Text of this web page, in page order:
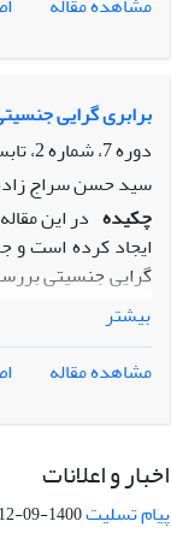
چمیزان استفاده
معنى‌دارى
برابری گرایی
دوره 7، شماره 2، تابستان 1385، صفحه
سید حسن سراج
چکیده در این
ایجاد کرده است و
گرایی جنسیتی
های اجتماعی
دارند با وجود
-اجتماعی،توسعه
منفی داشتند.
بیشتر
مشاهده مقاله
اخبار و اعلانات
پیام تسلیت1400-09-12